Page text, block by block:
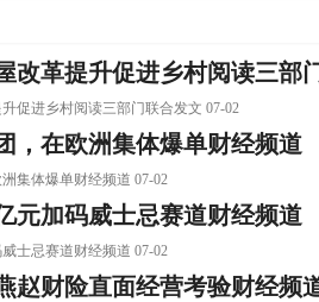
改革提升促进乡村阅读三部
促进乡村阅读三部门联合发文 07-02
，在欧洲集体爆单财经频道
集体爆单财经频道 07-02
元加码威士忌赛道财经频道
士忌赛道财经频道 07-02
赵财险直面经营考验财经频